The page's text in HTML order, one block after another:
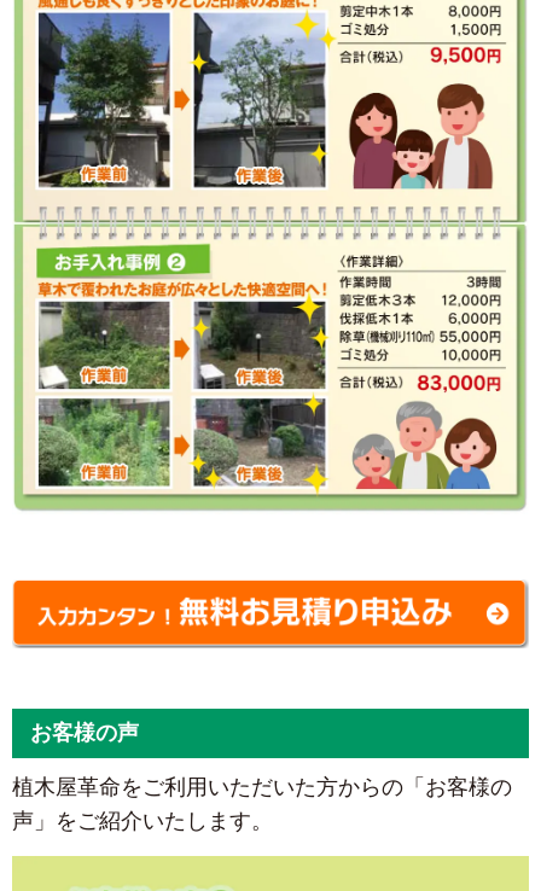
お客様の声
植木屋革命をご利用いただいた方からの「お客様の
声」をご紹介いたします。